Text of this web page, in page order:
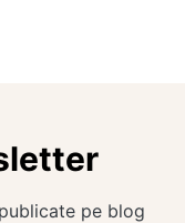
pe blog